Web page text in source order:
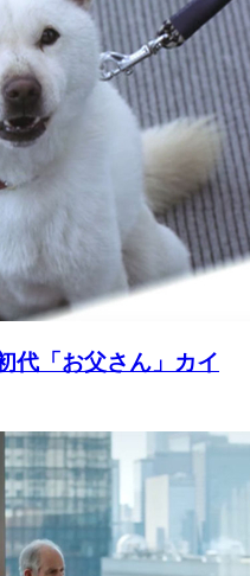
代「お父さん」カイ